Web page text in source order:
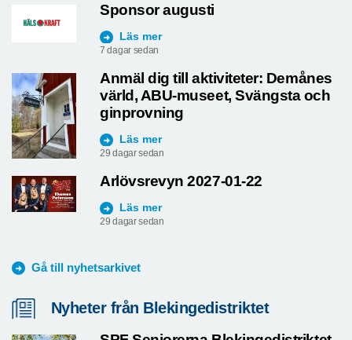
Sponsor augusti
Läs mer
7 dagar sedan
Anmäl dig till aktiviteter: Demånes
värld, ABU-museet, Svängsta och
ginprovning
Läs mer
29 dagar sedan
Arlövsrevyn 2027-01-22
Läs mer
29 dagar sedan
Gå till nyhetsarkivet
Nyheter från Blekingedistriktet